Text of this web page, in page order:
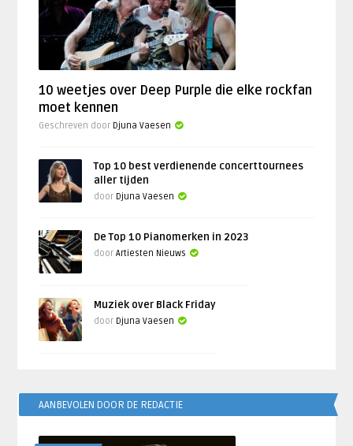
10 weetjes over Deep Purple die elke rockfan
moet kennen
Geschreven door Djuna Vaesen
Top 10 best verdienende concerttournees
aller tijden
door Djuna Vaesen
De Top 10 Pianomerken in 2023
doorArtiesten Nieuws
Muziek over Black Friday
door Djuna Vaesen
AANBEVOLEN DOOR DE REDACTIE